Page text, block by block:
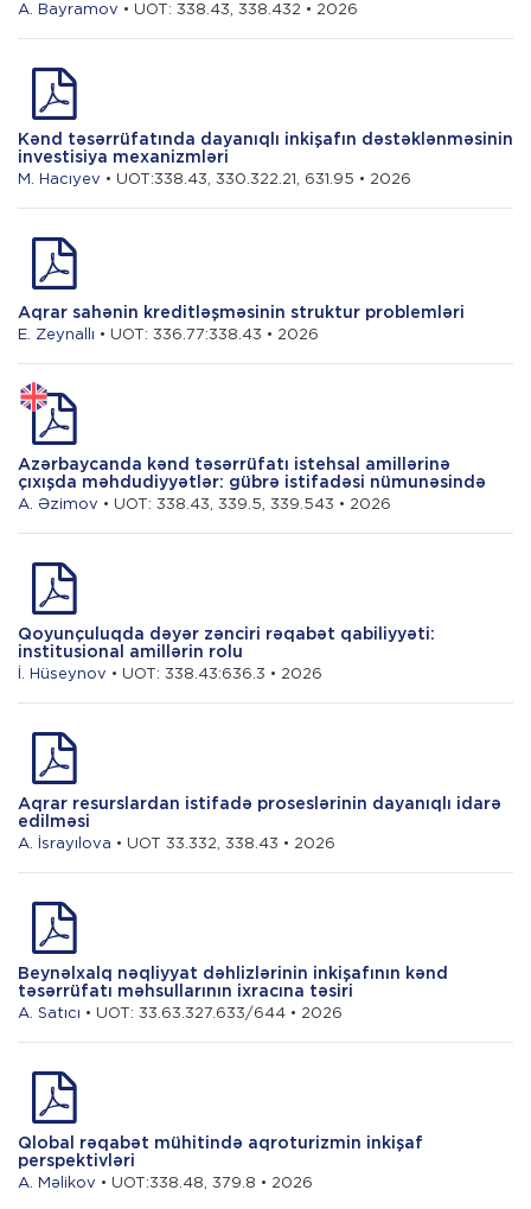
A. Bayramov • UOT: 338.43, 338.432 • 2026
Kənd təsərrüfatında dayanıqlı inkişafın dəstəklənməsinin
investisiya mexanizmləri
M. Hacıyev • UOT:338.43, 330.322.21, 631.95 • 2026
Aqrar sahənin kreditləşməsinin struktur problemləri
E. Zeynallı • UOT: 336.77:338.43 • 2026
Azərbaycanda kənd təsərrüfatı istehsal amillərinə
çıxışda məhdudiyyətlər: gübrə istifadəsi nümunəsində
A. Əzimov • UOT: 338.43, 339.5, 339.543 • 2026
Qoyunçuluqda dəyər zənciri rəqabət qabiliyyəti:
institusional amillərin rolu
İ. Hüseynov • UOT: 338.43:636.3 • 2026
Aqrar resurslardan istifadə proseslərinin dayanıqlı idarə
edilməsi
A. İsrayılova • UOT 33.332, 338.43 • 2026
Beynəlxalq nəqliyyat dəhlizlərinin inkişafının kənd
təsərrüfatı məhsullarının ixracına təsiri
A. Satıcı • UOT: 33.63.327.633/644 • 2026
Qlobal rəqabət mühitində aqroturizmin inkişaf
perspektivləri
A. Məlikov • UOT:338.48, 379.8 • 2026